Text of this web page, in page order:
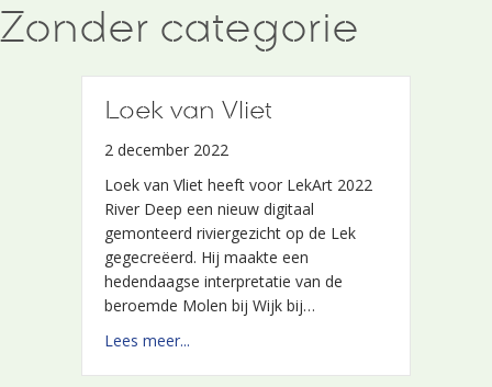
Zonder categorie
Loek van Vliet
2 december 2022
Loek van Vliet heeft voor LekArt 2022
River Deep een nieuw digitaal
gemonteerd riviergezicht op de Lek
gegecreëerd. Hij maakte een
hedendaagse interpretatie van de
beroemde Molen bij Wijk bij…
Lees meer...